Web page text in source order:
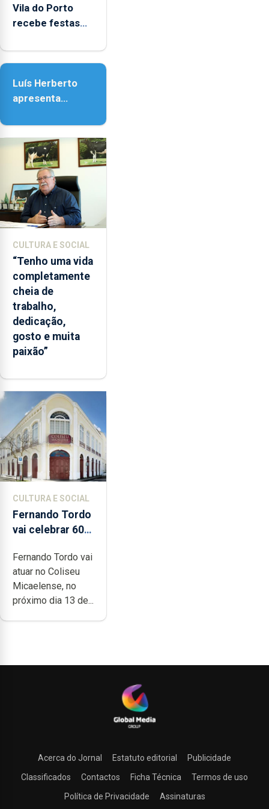
Vila do Porto
recebe festas
Nossa Senhora
Luís Herberto
apresenta
Paisagem’
CULTURA E SOCIAL
“Tenho uma vida
completamente
cheia de
trabalho,
dedicação,
gosto e muita
paixão”
CULTURA E SOCIAL
Fernando Tordo
vai celebrar 60
no Coliseu
Micaelense
Fernando Tordo vai
atuar no Coliseu
Micaelense, no
próximo dia 13 de...
Acerca do Jornal Estatuto editorial
Publicidade
Classificados
Contactos Ficha Técnica
Termos de uso
Política de Privacidade
Assinaturas